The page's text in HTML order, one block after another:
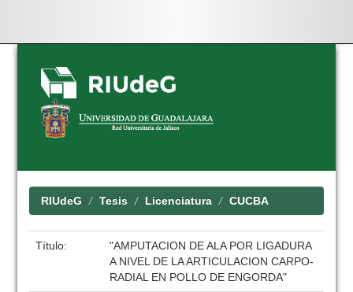
Skip
navigation
RIUdeG Tesis Licenciatura CUCBA
Título:
"AMPUTACION DE ALA POR LIGADURA
A NIVEL DE LA ARTICULACION CARPO-
RADIAL EN POLLO DE ENGORDA"